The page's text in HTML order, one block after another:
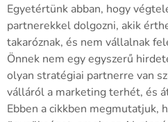
Egyetértünk abban, hogy
partnerekkel dolgozni, akik
takaróznak, és nem vállalnak
Önnek nem egy egyszerű
olyan stratégiai partnerre van
válláról a marketing terhét, és
Ebben a cikkben megmutatjuk,